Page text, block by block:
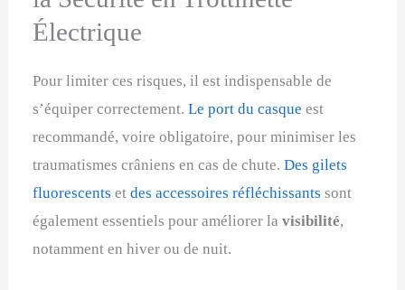
Électrique
Pour limiter ces risques, il est indispensable de
s’équiper correctement.Le port du casque est
recommandé, voire obligatoire, pour minimiser les
traumatismes crâniens en cas de chute.Des gilets
fluorescents etdes accessoires réfléchissants sont
également essentiels pour améliorer lavisibilité,
notamment en hiver ou de nuit.